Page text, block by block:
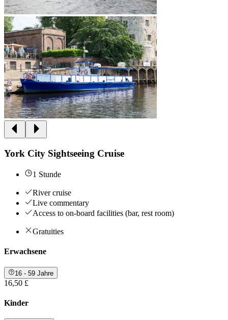
York City Sightseeing Cruise
1 Stunde
River cruise
Live commentary
Access to on-board facilities (bar, rest room)
Gratuities
Erwachsene
16 - 59 Jahre
16,50 £
Kinder